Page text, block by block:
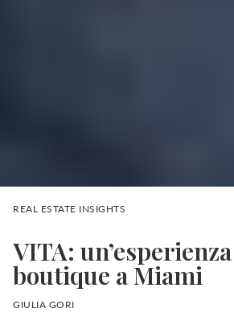
REAL ESTATE INSIGHTS
VITA:
boutique a Miami
GIULIA GORI